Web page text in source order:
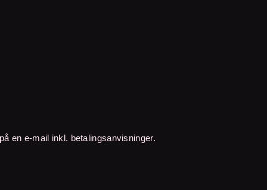
en e-mail inkl. betalingsanvisninger.